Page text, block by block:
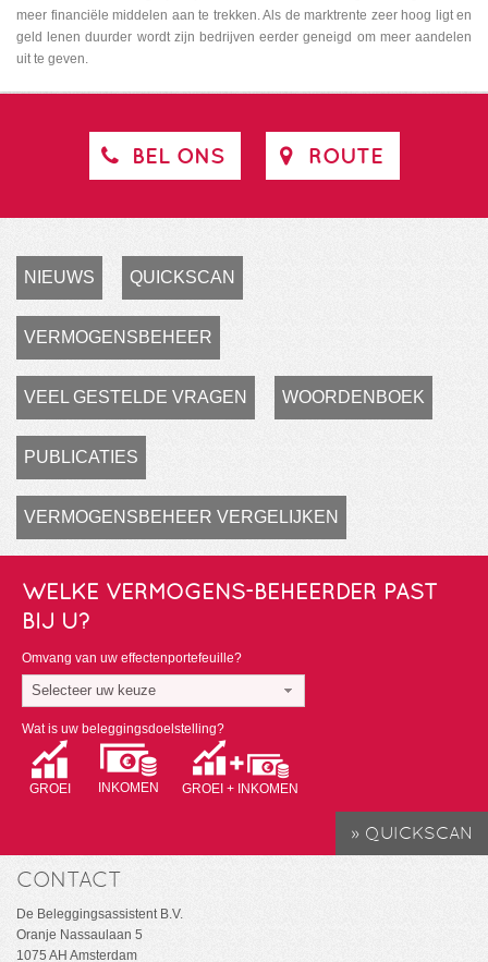
meer financiële middelen aan te trekken. Als de marktrente zeer hoog ligt en
geld lenen duurder wordt zijn bedrijven eerder geneigd om meer aandelen
uit te geven.
BEL ONS ROUTE
NIEUWS QUICKSCAN
VERMOGENSBEHEER
VEEL GESTELDE VRAGEN WOORDENBOEK
PUBLICATIES
VERMOGENSBEHEER VERGELIJKEN
WELKE VERMOGENS-BEHEERDER PAST
BIJ U?
Omvang van uw effectenportefeuille?
Selecteer uw keuze
Wat is uw beleggingsdoelstelling?
GROEI INKOMEN GROEI + INKOMEN
CONTACT
De Beleggingsassistent B.V.
Oranje Nassaulaan 5
1075 AH Amsterdam